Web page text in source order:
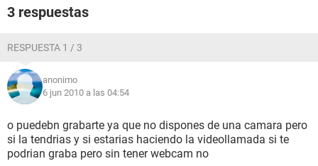
3 respuestas
RESPUESTA 1 / 3
anonimo
6 jun 2010 a las 04:54
o puedebn grabarte ya que no dispones de una camara pero
si la tendrias y si estarias haciendo la videollamada si te
podrian graba pero sin tener webcam no